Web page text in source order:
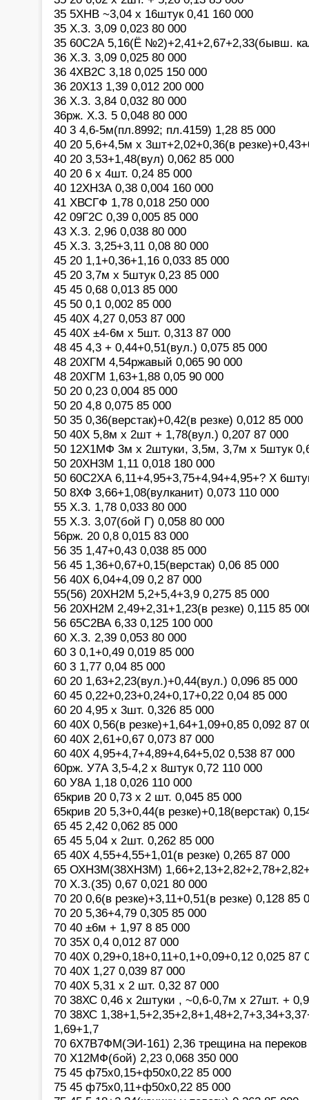
35 5ХНВ ~3,04 х 16штук 0,41 160 000
35 Х.З. 3,09 0,023 80 000
35 60С2А 5,16(Ё №2)+2,41+2,67+2,33(бывш.
36 Х.З. 3,09 0,025 80 000
36 4ХВ2С 3,18 0,025 150 000
36 20Х13 1,39 0,012 200 000
36 Х.З. 3,84 0,032 80 000
36рж. Х.3. 5 0,048 80 000
40 3 4,6-5м(пл.8992; пл.4159) 1,28 85 000
40 20 5,6+4,5м х 3шт+2,02+0,36(в
40 20 3,53+1,48(вул) 0,062 85 000
40 20 6 х 4шт. 0,24 85 000
40 12ХН3А 0,38 0,004 160 000
41 ХВСГФ 1,78 0,018 250 000
42 09Г2С 0,39 0,005 85 000
43 Х.З. 2,96 0,038 80 000
45 Х.З. 3,25+3,11 0,08 80 000
45 20 1,1+0,36+1,16 0,033 85 000
45 20 3,7м х 5штук 0,23 85 000
45 45 0,68 0,013 85 000
45 50 0,1 0,002 85 000
45 40Х 4,27 0,053 87 000
45 40Х ±4-6м х 5шт. 0,313 87 000
48 45 4,3 + 0,44+0,51(вул.) 0,075 85 000
48 20ХГМ 4,54ржавый 0,065 90 000
48 20ХГМ 1,63+1,88 0,05 90 000
50 20 0,23 0,004 85 000
50 20 4,8 0,075 85 000
50 35 0,36(верстак)+0,42(в резке) 0,012 85 000
50 40Х 5,8м х 2шт + 1,78(вул.) 0,207 87 000
50 12Х1МФ 3м х 2штуки, 3,5м, 3,7м х 5штук
50 20ХН3М 1,11 0,018 180 000
50 60С2ХА 6,11+4,95+3,75+4,94+4,95+? Х
50 8ХФ 3,66+1,08(вулканит) 0,073 110 000
55 Х.З. 1,78 0,033 80 000
55 Х.З. 3,07(бой Г) 0,058 80 000
56рж. 20 0,8 0,015 83 000
56 35 1,47+0,43 0,038 85 000
56 45 1,36+0,67+0,15(верстак) 0,06 85 000
56 40Х 6,04+4,09 0,2 87 000
55(56) 20ХН2М 5,2+5,4+3,9 0,275 85 000
56 20ХН2М 2,49+2,31+1,23(в резке) 0,115 85
56 65С2ВА 6,33 0,125 100 000
60 Х.З. 2,39 0,053 80 000
60 3 0,1+0,49 0,019 85 000
60 3 1,77 0,04 85 000
60 20 1,63+2,23(вул.)+0,44(вул.) 0,096 85 000
60 45 0,22+0,23+0,24+0,17+0,22 0,04 85 000
60 20 4,95 х 3шт. 0,326 85 000
60 40Х 0,56(в резке)+1,64+1,09+0,85 0,092 87
60 40Х 2,61+0,67 0,073 87 000
60 40Х 4,95+4,7+4,89+4,64+5,02 0,538 87 000
60рж. У7А 3,5-4,2 х 8штук 0,72 110 000
60 У8А 1,18 0,026 110 000
65крив 20 0,73 х 2 шт. 0,045 85 000
65крив 20 5,3+0,44(в резке)+0,18(верстак)
65 45 2,42 0,062 85 000
65 45 5,04 х 2шт. 0,262 85 000
65 40Х 4,55+4,55+1,01(в резке) 0,265 87 000
65 ОХН3М(38ХН3М)
70 Х.З.(35) 0,67 0,021 80 000
70 20 0,6(в резке)+3,11+0,51(в резке) 0,128 85
70 20 5,36+4,79 0,305 85 000
70 40 ±6м + 1,97 8 85 000
70 35Х 0,4 0,012 87 000
70 40Х 0,29+0,18+0,11+0,1+0,09+0,12 0,025 87
70 40Х 1,27 0,039 87 000
70 40Х 5,31 х 2 шт. 0,32 87 000
70 38ХС 0,46 х 2штуки , ~0,6-0,7м х 27шт. +
70 38ХС
1,69+1,7
70 6Х7В7ФМ(ЭИ-161) 2,36 трещина на переков
70 Х12МФ(бой) 2,23 0,068 350 000
75 45 ф75х0,15+ф50х0,22 85 000
75 45 ф75х0,11+ф50х0,22 85 000